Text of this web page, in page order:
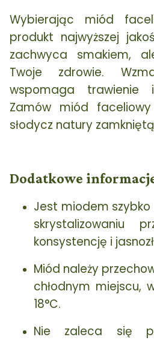
Wybierając miód
produkt najwyższej
zachwyca smakiem,
Twoje zdrowie.
wspomaga trawienie
Zamów miód
słodycz natury zamkniętą
Dodatkowe
Jest miodem szybko
skrystalizowaniu
konsystencję i
Miód należy
chłodnym miejscu,
18°C.
Nie zaleca się